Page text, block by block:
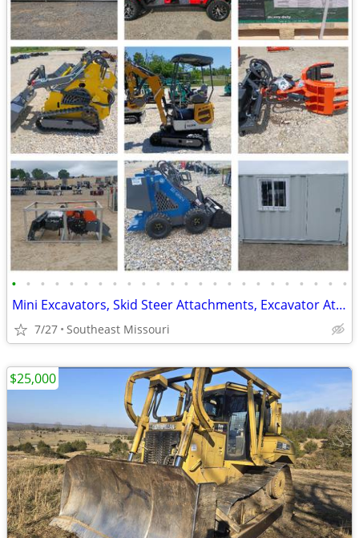
• • • • • • • • • • • • • • • • • • • • • • • •
Mini Excavators, Skid Steer Attachments, Excavator Attachments
7/27 Southeast Missouri
$25,000